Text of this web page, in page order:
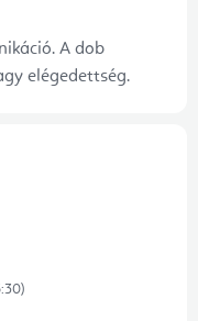
A dob
elégedettség.